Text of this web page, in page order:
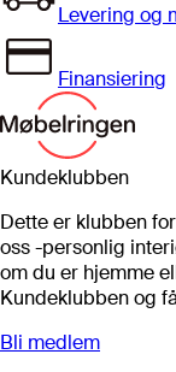
Levering og
Finansiering
Kundeklubben
Dette er klubben
oss -personlig
om du er hjemme
Kundeklubben og
Bli medlem